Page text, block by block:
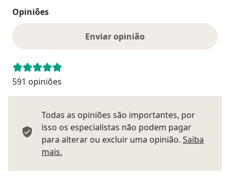
Opiniões
Enviar opinião
591 opiniões
Todas as opiniões são importantes, por
isso os especialistas não podem pagar
para alterar ou excluir uma opinião. Saiba
mais.